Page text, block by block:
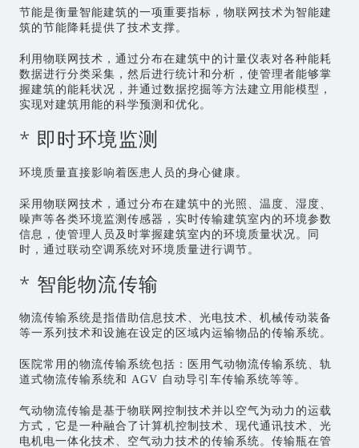
节能是衡量智能建筑的一项重要指标，物联网技术为智能建
筑的节能降耗提供了技术支撑。
利用物联网技术，通过分布在建筑中的计量仪表对各种能耗
数据进行分类采集，然后进行统计和分析，使管理者能够掌
握建筑的能耗状况，并通过数据挖掘等方法建立用能模型，
实现对建筑用能的科学预测和优化。
* 即时环境监测
环境质量直接影响着医患人员的身心健康。
采用物联网技术，通过分布在建筑中的光照、温度、湿度、
噪声等各类环境监测传感器，实时传输建筑室内的环境参数
信息，使管理人员及时掌握建筑室内的环境质量状况。同
时，通过联动空调系统对环境质量进行调节。
* 智能物流传输
物流传输系统是指借助信息技术、光电技术、机械传动装备
等一系列技术和设施在设定的区域内运输物品的传输系统。
医院常用的物流传输系统包括：医用气动物流传输系统、轨
道式物流传输系统和 AGV 自动导引车传输系统等等。
气动物流传输是基于物联网控制技术并以空气为动力的运载
方式，它是一种融合了计算机控制技术、现代通讯技术、光
电机电一体化技术、空气动力技术的传输系统。传输瓶在管